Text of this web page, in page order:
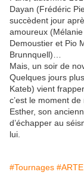
Dayan (Frédéric
succèdent jour
amoureux
Demoustier et Pio
Brunnquell)…
Mais, un soir de
Quelques jours
Kateb) vient
c’est le moment
Esther, son
d’échapper au
lui.
#Tournages #ARTE